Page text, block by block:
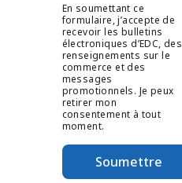
En soumettant ce
formulaire, j’accepte de
recevoir les bulletins
électroniques d’EDC, des
renseignements sur le
commerce et des
messages
promotionnels. Je peux
retirer mon
consentement à tout
moment.
Soumettre